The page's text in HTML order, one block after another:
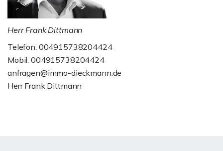
Herr Frank Dittmann
Telefon: 004915738204424
Mobil: 004915738204424
anfragen@immo-dieckmann.de
Herr Frank Dittmann